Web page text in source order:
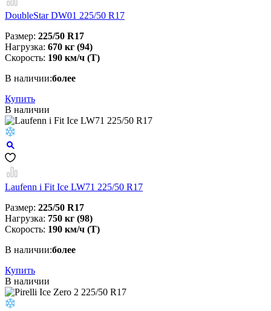
DoubleStar DW01 225/50 R17
Размер: 225/50 R17
Нагрузка: 670 кг (94)
Скорость: 190 км/ч (T)
В наличии:более
Купить
В наличии
Laufenn i Fit Ice LW71 225/50 R17
Размер: 225/50 R17
Нагрузка: 750 кг (98)
Скорость: 190 км/ч (T)
В наличии:более
Купить
В наличии